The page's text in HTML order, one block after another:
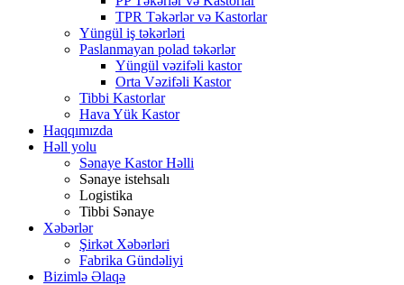
TPR Təkərlər və Kastorlar
Yüngül iş təkərləri
Paslanmayan polad təkərlər
Yüngül vəzifəli kastor
Orta Vəzifəli Kastor
Tibbi Kastorlar
Hava Yük Kastor
Haqqımızda
Həll yolu
Sənaye Kastor Həlli
Sənaye istehsalı
Logistika
Tibbi Sənaye
Xəbərlər
Şirkət Xəbərləri
Fabrika Gündəliyi
Bizimlə Əlaqə